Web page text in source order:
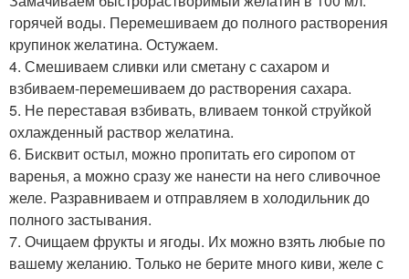
горячей воды. Перемешиваем до полного растворения
крупинок желатина. Остужаем.
4. Смешиваем сливки или сметану с сахаром и
взбиваем-перемешиваем до растворения сахара.
5. Не переставая взбивать, вливаем тонкой струйкой
охлажденный раствор желатина.
6. Бисквит остыл, можно пропитать его сиропом от
варенья, а можно сразу же нанести на него сливочное
желе. Разравниваем и отправляем в холодильник до
полного застывания.
7. Очищаем фрукты и ягоды. Их можно взять любые по
вашему желанию. Только не берите много киви, желе с